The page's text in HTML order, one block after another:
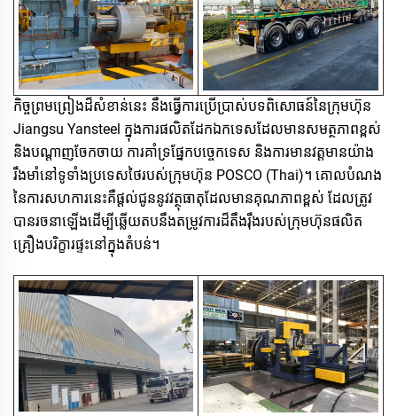
កិច្ចព្រមព្រៀងដ៏សំខាន់នេះ នឹងធ្វើការប្រើប្រាស់បទពិសោធន៍នៃក្រុមហ៊ុន
Jiangsu Yansteel ក្នុងការផលិតដែកឯកទេសដែលមានសមត្ថភាពខ្ពស់
និងបណ្តាញចែកចាយ ការគាំទ្រផ្នែកបច្ចេកទេស និងការមានវត្តមានយ៉ាង
រឹងមាំនៅទូទាំងប្រទេសថៃរបស់ក្រុមហ៊ុន POSCO (Thai)។ គោលបំណង
នៃការសហការនេះគឺផ្តល់ជូននូវវត្ថុធាតុដែលមានគុណភាពខ្ពស់ ដែលត្រូវ
បានរចនាឡើងដើម្បីឆ្លើយតបនឹងតម្រូវការដ៏តឹងរ៉ឹងរបស់ក្រុមហ៊ុនផលិត
គ្រឿងបរិក្ខារផ្ទះនៅក្នុងតំបន់។